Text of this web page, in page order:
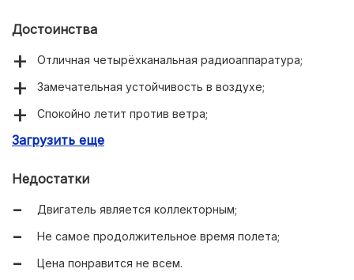
Достоинства
Отличная четырёхканальная радиоаппаратура;
Замечательная устойчивость в воздухе;
Спокойно летит против ветра;
Надежная конструкция;
Загрузить еще
Недостатки
Двигатель является коллекторным;
Не самое продолжительное время полета;
Цена понравится не всем.